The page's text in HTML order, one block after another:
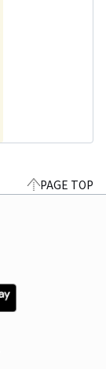
PAGE TOP